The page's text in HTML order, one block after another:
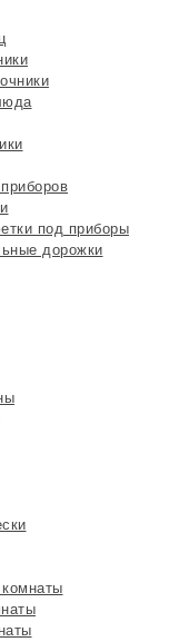
под приборы
дорожки